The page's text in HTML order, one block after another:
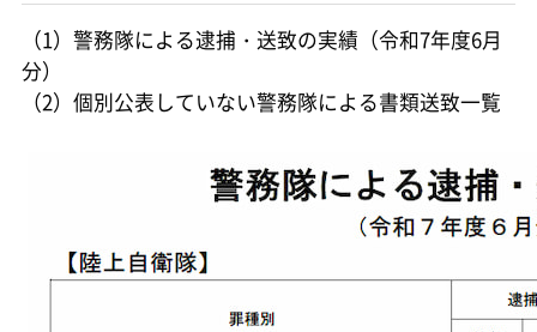
（1）警務隊による逮捕・送致の実績（令和7年度6月
分）
（2）個別公表していない警務隊による書類送致一覧